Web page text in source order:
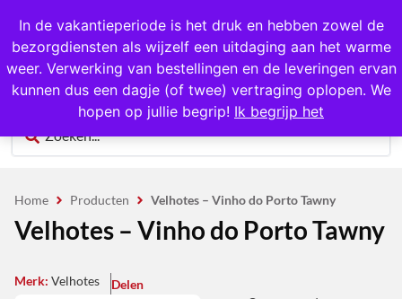
In de vakantieperiode is het druk en hebben zowel de
bezorgdiensten als wijzelf een uitdaging aan het warme
weer. Verwerking van bestellingen en de leveringen ervan
kunnen dus een dagje (of twee) vertraging oplopen. We
hopen op jullie begrip! Ik begrijp het
1000+ producten op voorraad
0
Home Producten Velhotes – Vinho do Porto Tawny
Velhotes – Vinho do Porto Tawny
Merk: Velhotes Delen